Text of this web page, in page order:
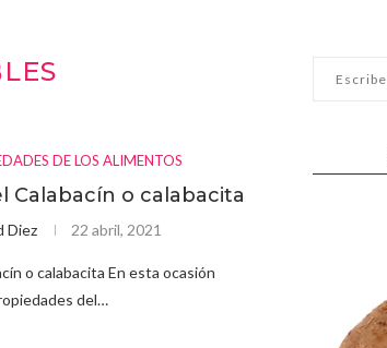
DE LOS ALIMENTOS
Calabacín o calabacita
Diez 22 abril, 2021
o calabacita En esta ocasión
del…